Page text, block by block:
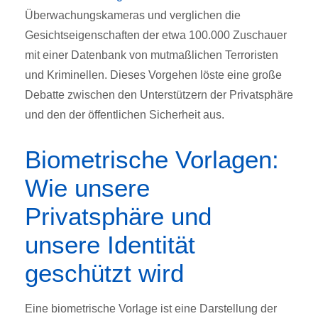
Überwachungskameras und verglichen die
Gesichtseigenschaften der etwa 100.000 Zuschauer
mit einer Datenbank von mutmaßlichen Terroristen
und Kriminellen. Dieses Vorgehen löste eine große
Debatte zwischen den Unterstützern der Privatsphäre
und den der öffentlichen Sicherheit aus.
Biometrische Vorlagen:
Wie unsere
Privatsphäre und
unsere Identität
geschützt wird
Eine biometrische Vorlage ist eine Darstellung der